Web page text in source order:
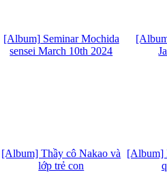
[Album] Seminar Mochida
sensei March 10th 2024
[Album] Thầy cô Nakao và
lớp trẻ con
[Album]